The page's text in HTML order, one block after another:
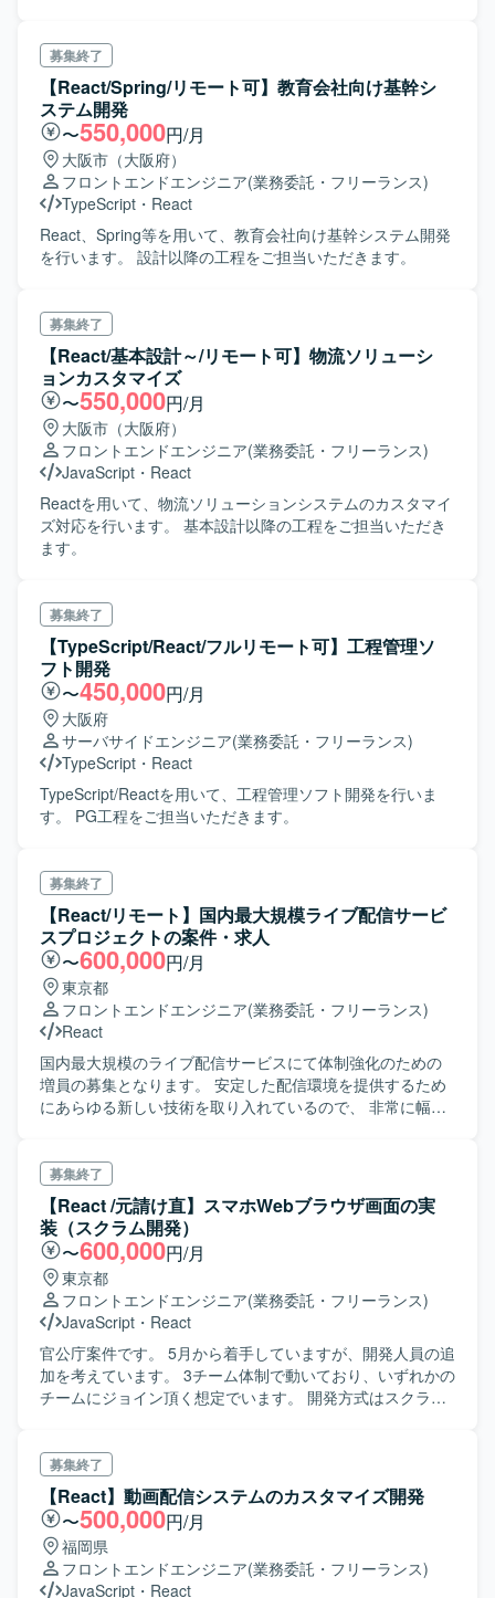
CloudFormation, Mackerel, Datadog, Confluence, JIRA,
Slack
募集終了
【React/Spring/リモート可】教育会社向け基幹シ
ステム開発
〜550,000円/月
大阪市（大阪府）
フロントエンドエンジニア(業務委託・フリーランス)
TypeScript ・ React
React、Spring等を用いて、教育会社向け基幹システム開発
を行います。 設計以降の工程をご担当いただきます。
募集終了
【React/基本設計～/リモート可】物流ソリューシ
ョンカスタマイズ
〜550,000円/月
大阪市（大阪府）
フロントエンドエンジニア(業務委託・フリーランス)
JavaScript ・ React
Reactを用いて、物流ソリューションシステムのカスタマイ
ズ対応を行います。 基本設計以降の工程をご担当いただき
ます。
募集終了
【TypeScript/React/フルリモート可】工程管理ソ
フト開発
〜450,000円/月
大阪府
サーバサイドエンジニア(業務委託・フリーランス)
TypeScript ・ React
TypeScript/Reactを用いて、工程管理ソフト開発を行いま
す。 PG工程をご担当いただきます。
募集終了
【React/リモート】国内最大規模ライブ配信サービ
スプロジェクトの案件・求人
〜600,000円/月
東京都
フロントエンドエンジニア(業務委託・フリーランス)
React
国内最大規模のライブ配信サービスにて体制強化のための
増員の募集となります。 安定した配信環境を提供するため
にあらゆる新しい技術を取り入れているので、 非常に幅広
募集終了
【React /元請け直】スマホWebブラウザ画面の実
装（スクラム開発）
〜600,000円/月
東京都
フロントエンドエンジニア(業務委託・フリーランス)
JavaScript ・ React
官公庁案件です。 5月から着手していますが、開発人員の追
加を考えています。 3チーム体制で動いており、いずれかの
チームにジョイン頂く想定でいます。 開発方式はスクラム
仕様書とFigmaを見ながら、スマホに最適されたWeb画面
をreactで開発していきます。
募集終了
【React】動画配信システムのカスタマイズ開発
〜500,000円/月
福岡県
フロントエンドエンジニア(業務委託・フリーランス)
JavaScript ・ React